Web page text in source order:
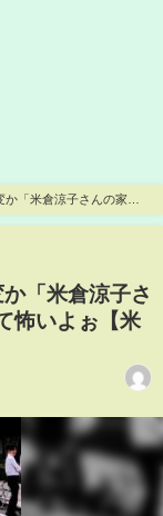
か「米倉涼子さんの家の
疑惑】
「米倉涼子さ
怖いよぉ【米